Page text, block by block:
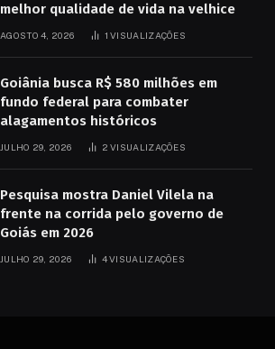
melhor qualidade de vida na velhice
AGOSTO 4, 2026 1VISUALIZAÇÕES
Goiânia busca R$ 580 milhões em
fundo federal para combater
alagamentos históricos
JULHO 29, 2026 2VISUALIZAÇÕES
Pesquisa mostra Daniel Vilela na
frente na corrida pelo governo de
Goiás em 2026
JULHO 29, 2026 4VISUALIZAÇÕES